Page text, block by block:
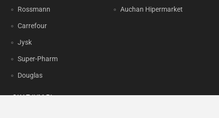
Rossmann
Carrefour
Jysk
Super-Pharm
Douglas
Auchan Hipermarket
OKAZJUM.PL